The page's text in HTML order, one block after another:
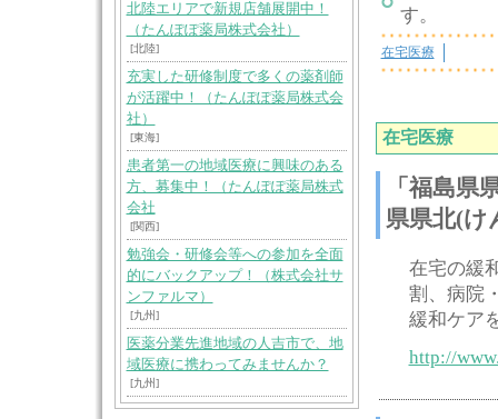
北陸エリアで新規店舗展開中！
（たんぽぽ薬局株式会社）
[北陸]
充実した研修制度で多くの薬剤師
が活躍中！（たんぽぽ薬局株式会
社）
[東海]
患者第一の地域医療に興味のある
方、募集中！（たんぽぽ薬局株式
会社
[関西]
勉強会・研修会等への参加を全面
的にバックアップ！（株式会社サ
ンファルマ）
[九州]
医薬分業先進地域の人吉市で、地
域医療に携わってみませんか？
[九州]
す。
在宅医療
在宅医療
「福島県
県県北(け
在宅の緩
割、病院
緩和ケア
http://